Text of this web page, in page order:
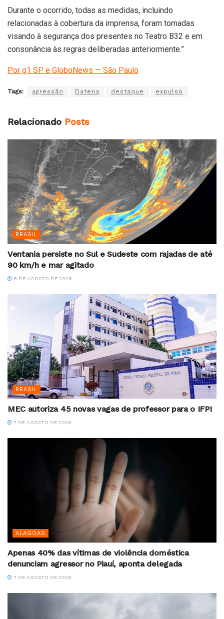
Durante o ocorrido, todas as medidas, incluindo
relacionadas à cobertura da imprensa, foram tomadas
visando à segurança dos presentes no Teatro B32 e em
consonância às regras deliberadas anteriormente.”
Por g1 SP e GloboNews — São Paulo
Tags: agressão Datena destaque expulso
Relacionado Posts
BRASIL
Ventania persiste no Sul e Sudeste com rajadas de até
90 km/h e mar agitado
8 DE AGOSTO DE 2026
BRASIL
MEC autoriza 45 novas vagas de professor para o IFPI
7 DE AGOSTO DE 2026
ALAGOAS
Apenas 40% das vítimas de violência doméstica
denunciam agressor no Piauí, aponta delegada
7 DE AGOSTO DE 2026